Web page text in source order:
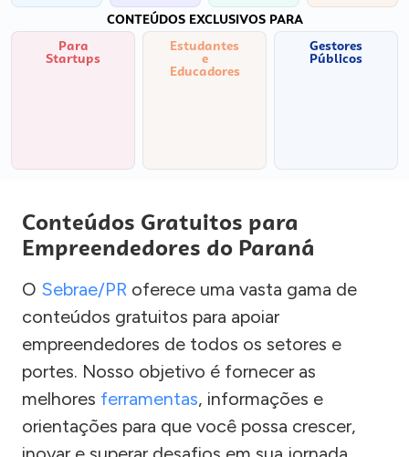
CONTEÚDOS EXCLUSIVOS PARA
Para
Startups
Estudantes
e
Educadores
Gestores
Públicos
Conteúdos Gratuitos para
Empreendedores do Paraná
O Sebrae/PR oferece uma vasta gama de
conteúdos gratuitos para apoiar
empreendedores de todos os setores e
portes. Nosso objetivo é fornecer as
melhores ferramentas, informações e
orientações para que você possa crescer,